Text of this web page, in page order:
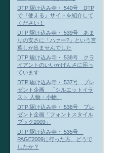
DTP 駆け込み寺・ 540号 DTP
で『使える』サイトを紹介して
ください！
DTP 駆け込み寺・ 539号 あま
りの安さに「ハァー?」という言
葉しか出ませんでした
DTP 駆け込み寺・ 538号 クラ
イアントのいいかげんさに困っ
ています
DTP 駆け込み寺・ 537号 プレ
ゼント企画 「シルエットイラ
スト 人物・小物」
DTP 駆け込み寺・ 536号 プレ
ゼント企画「フォントスタイル
ブック2009」
DTP 駆け込み寺・ 535号
PAGE2009に行った方、どうで
したか？